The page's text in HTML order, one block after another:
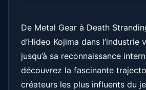
De Metal Gear à Death
d’Hideo Kojima dans l’industrie
jusqu’à sa reconnaissance
découvrez la fascinante
créateurs les plus influents du